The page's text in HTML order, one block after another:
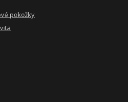
pokožky